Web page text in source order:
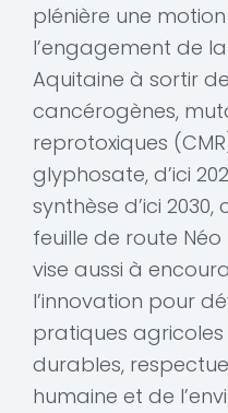
plénière une
l’engagement de
Aquitaine à sortir
cancérogènes,
reprotoxiques
glyphosate, d’ici
synthèse d’ici
feuille de route
vise aussi à
l’innovation pour
pratiques
durables,
humaine et de